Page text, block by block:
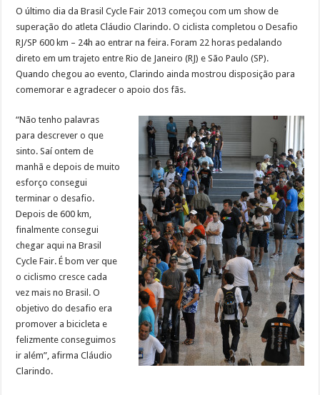
O último dia da Brasil Cycle Fair 2013 começou com um show de
superação do atleta Cláudio Clarindo. O ciclista completou o Desafio
RJ/SP 600 km – 24h ao entrar na feira. Foram 22 horas pedalando
direto em um trajeto entre Rio de Janeiro (RJ) e São Paulo (SP).
Quando chegou ao evento, Clarindo ainda mostrou disposição para
comemorar e agradecer o apoio dos fãs.
“Não tenho palavras
para descrever o que
sinto. Saí ontem de
manhã e depois de muito
esforço consegui
terminar o desafio.
Depois de 600 km,
finalmente consegui
chegar aqui na Brasil
Cycle Fair. É bom ver que
o ciclismo cresce cada
vez mais no Brasil. O
objetivo do desafio era
promover a bicicleta e
felizmente conseguimos
ir além”, afirma Cláudio
Clarindo.